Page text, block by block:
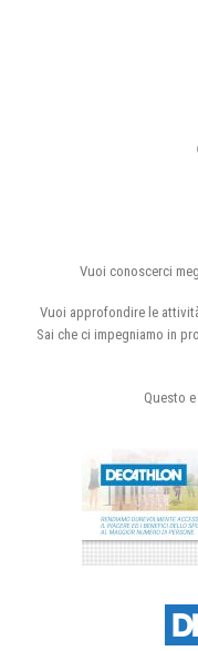
Vuoi conoscerci
Vuoi approfondire le
Sai che ci impegniamo in
Questo